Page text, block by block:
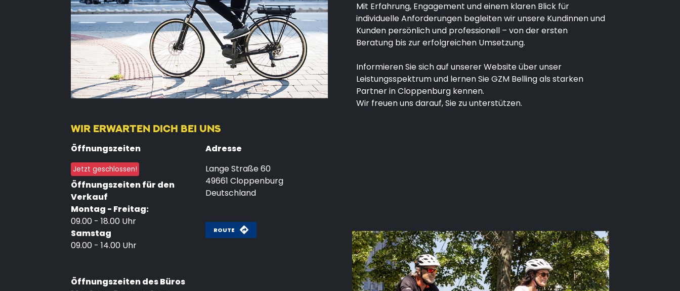
WIR ERWARTEN DICH BEI UNS
Öffnungszeiten
Jetzt geschlossen!
Öffnungszeiten für den
Verkauf
Montag - Freitag:
09.00 - 18.00 Uhr
Samstag
09.00 - 14.00 Uhr
Öffnungszeiten des Büros
Adresse
Lange Straße 60
49661 Cloppenburg
Deutschland
ROUTE
Mit Erfahrung, Engagement und einem klaren Blick für
individuelle Anforderungen begleiten wir unsere Kundinnen und
Kunden persönlich und professionell – von der ersten
Beratung bis zur erfolgreichen Umsetzung.
Informieren Sie sich auf unserer Website über unser
Leistungsspektrum und lernen Sie GZM Belling als starken
Partner in Cloppenburg kennen.
Wir freuen uns darauf, Sie zu unterstützen.